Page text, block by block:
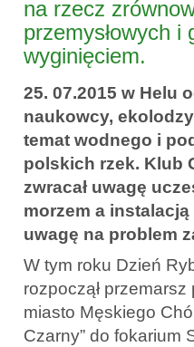
na rzecz
przemysłowych
wyginięciem.
25. 07.2015 w Helu
naukowcy,
temat wodnego i
polskich rzek. Klub
zwracał uwagę
morzem a
uwagę na problem
W tym roku Dzień
rozpoczął przemarsz
miasto Męskiego
Czarny” do fokarium